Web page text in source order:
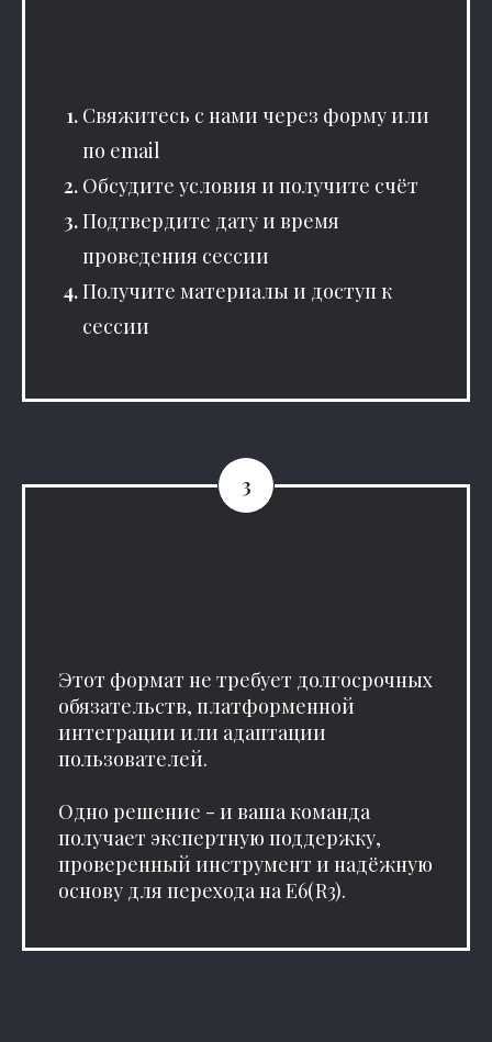
Свяжитесь с нами через форму или
по email
Обсудите условия и получите счёт
Подтвердите дату и время
проведения сессии
Получите материалы и доступ к
сессии
Этот формат не требует долгосрочных
обязательств, платформенной
интеграции или адаптации
пользователей.
Одно решение - и ваша команда
получает экспертную поддержку,
проверенный инструмент и надёжную
основу для перехода на E6(R3).